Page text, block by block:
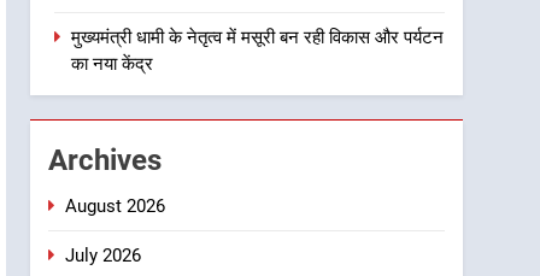
4
आपातकालीन सेवाओं की बनी
उत्तराखंड
5
मुख्यमंत्री धामी के नेतृत्व में मसूरी बन रही विकास और पर्यटन
का नया केंद्र
Archives
August 2026
July 2026